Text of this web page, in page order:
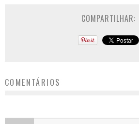
COMPARTILHAR:
COMENTÁRIOS